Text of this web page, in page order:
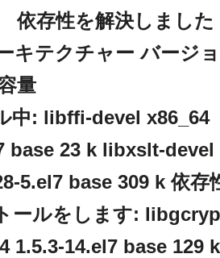
依存性を解決しました
キテクチャー バージ
量
中: libffi-devel x86_64
base 23 k libxslt-devel
5.el7 base 309 k 依存
ールをします:
1.5.3-14.el7 base 129 k